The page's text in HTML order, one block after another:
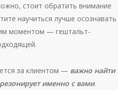
стоит обратить внимание
научиться лучше осознавать
моментом — гештальт-
за клиентом — важно найти
именно с вами.